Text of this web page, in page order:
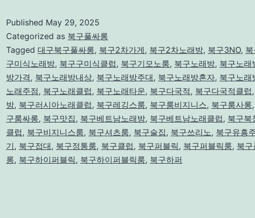
구
풀
싸
롱
Published May 29, 2025
Categorized as 북구풀싸롱
Tagged 대구북구풀싸롱, 북구2차가게, 북구2차노래방, 북구3NO,
구미식노래방, 북구구미식클럽, 북구기모노룸, 북구노래방, 북구노래
방가격, 북구노래방내상, 북구노래방주대, 북구노래방혼자, 북구노래
노래주점, 북구노래클럽, 북구노래타운, 북구다국적, 북구다국적클럽,
방, 북구러시아노래클럽, 북구레깅스룸, 북구룸비지니스, 북구룸사롱,
구룸싸롱, 북구맛집, 북구베트남노래방, 북구베트남노래클럽, 북구북
클럽, 북구비지니스룸, 북구셔츠룸, 북구술집, 북구쓰리노, 북구유흥
기, 북구접대, 북구정통룸, 북구클럽, 북구퍼블릭, 북구퍼블릭룸, 북구
롱, 북구하이퍼블릭, 북구하이퍼블릭룸, 북구하퍼